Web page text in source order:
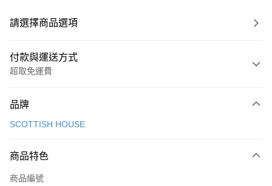
請選擇商品選項
付款與運送方式
超取免運費
信用卡一次付款
LINE Pay
Apple Pay
品牌
SCOTTISH HOUSE
商品特色
商品編號